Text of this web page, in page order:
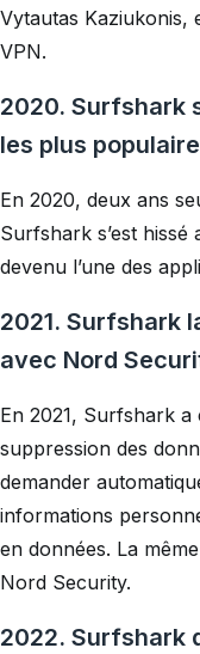
Vytautas Kaziukonis,
VPN.
2020. Surfshark
les plus
En 2020, deux ans
Surfshark s’est hissé
devenu l’une des
2021. Surfshark
avec Nord
En 2021, Surfshark
suppression des
demander
informations
en données. La
Nord Security.
2022. Surfshark